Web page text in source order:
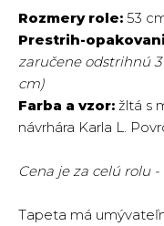
Rozmery role: 53
Prestrih-
zaručene odstrihnú 3
cm)
Farba a vzor: žltá s
návrhára Karla L.
Cena je za celú rolu -
Tapeta má